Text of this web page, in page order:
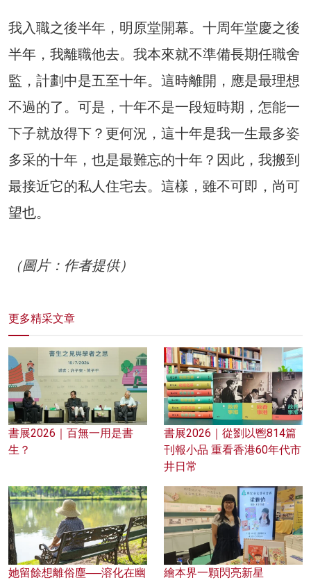
我入職之後半年，明原堂開幕。十周年堂慶之後
半年，我離職他去。我本來就不準備長期任職舍
監，計劃中是五至十年。這時離開，應是最理想
不過的了。可是，十年不是一段短時期，怎能一
下子就放得下？更何況，這十年是我一生最多姿
多采的十年，也是最難忘的十年？因此，我搬到
最接近它的私人住宅去。這樣，雖不可即，尚可
望也。
（圖片：作者提供）
更多精采文章
書展2026｜百無一用是書
生？
書展2026｜從劉以鬯814篇
刊報小品 重看香港60年代市
井日常
她留餘想離俗塵──溶化在幽
繪本界一顆閃亮新星